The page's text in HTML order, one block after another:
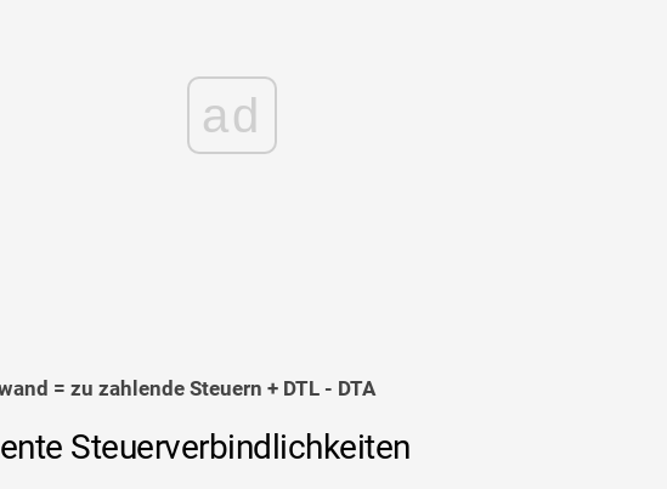
ad
= zu zahlende Steuern + DTL - DTA
Steuerverbindlichkeiten